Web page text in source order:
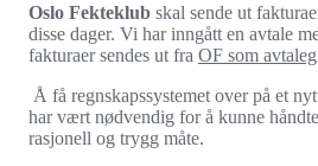
Oslo Fekteklub skal sende ut
disse dager. Vi har inngått en avtale
fakturaer sendes ut fra OF som
Å få regnskapssystemet over på et
har vært nødvendig for å kunne
rasjonell og trygg måte.